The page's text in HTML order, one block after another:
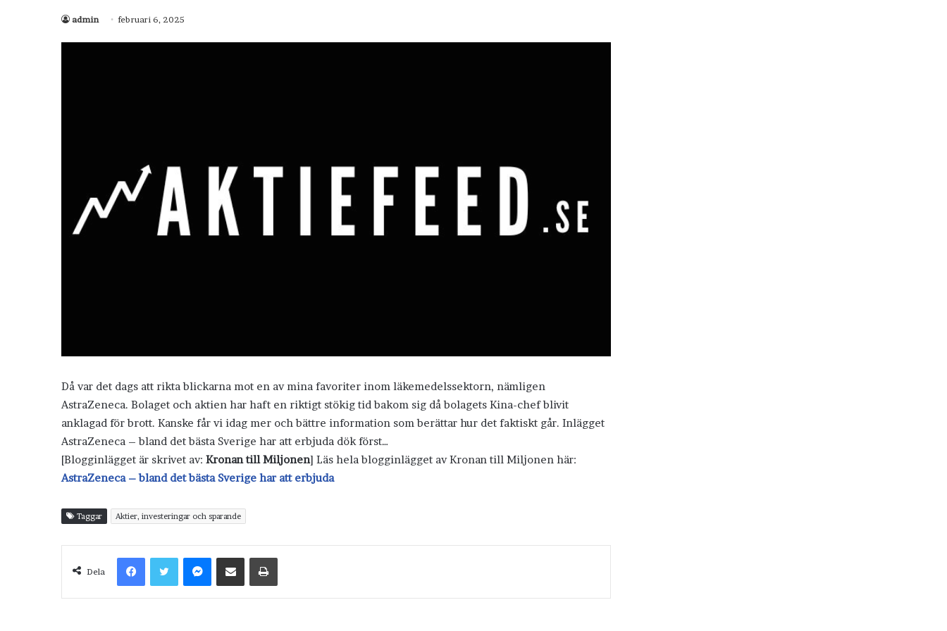
admin februari 6, 2025
Då var det dags att rikta blickarna mot en av mina favoriter inom läkemedelssektorn, nämligen
AstraZeneca. Bolaget och aktien har haft en riktigt stökig tid bakom sig då bolagets Kina-chef blivit
anklagad för brott. Kanske får vi idag mer och bättre information som berättar hur det faktiskt går. Inlägget
AstraZeneca – bland det bästa Sverige har att erbjuda dök först…
[Blogginlägget är skrivet av: Kronan till Miljonen] Läs hela blogginlägget av Kronan till Miljonen här:
AstraZeneca – bland det bästa Sverige har att erbjuda
Taggar Aktier, investeringar och sparande
Dela
FacebookTwitterMessenger
Dela via e-post Skriv ut